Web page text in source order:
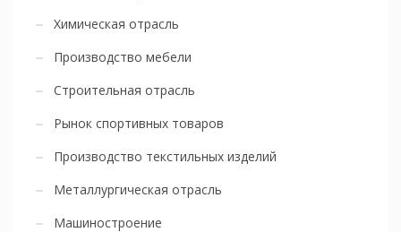
Химическая отрасль
Производство мебели
Строительная отрасль
Рынок спортивных товаров
Производство текстильных изделий
Металлургическая отрасль
Машиностроение